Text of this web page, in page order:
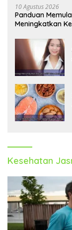
10 Agustus 2026
Panduan
Meningkatkan
Kesehatan